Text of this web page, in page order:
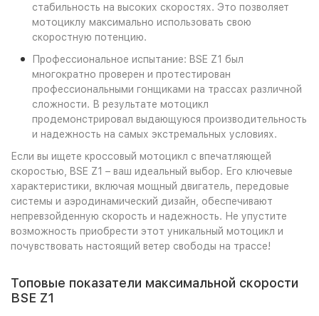
стабильность на высоких скоростях. Это позволяет
мотоциклу максимально использовать свою
скоростную потенцию.
Профессиональное испытание: BSE Z1 был
многократно проверен и протестирован
профессиональными гонщиками на трассах различной
сложности. В результате мотоцикл
продемонстрировал выдающуюся производительность
и надежность на самых экстремальных условиях.
Если вы ищете кроссовый мотоцикл с впечатляющей
скоростью, BSE Z1 – ваш идеальный выбор. Его ключевые
характеристики, включая мощный двигатель, передовые
системы и аэродинамический дизайн, обеспечивают
непревзойденную скорость и надежность. Не упустите
возможность приобрести этот уникальный мотоцикл и
почувствовать настоящий ветер свободы на трассе!
Топовые показатели максимальной скорости
BSE Z1